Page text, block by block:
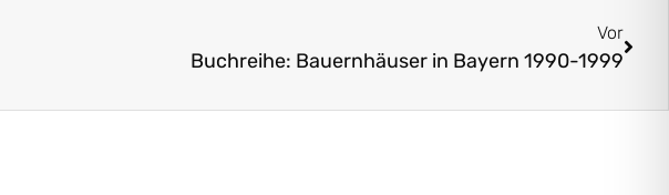
Vor
Buchreihe: Bauernhäuser in Bayern 1990-1999